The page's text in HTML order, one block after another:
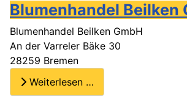
Blumenhandel Beilken
Blumenhandel Beilken GmbH
An der Varreler Bäke 30
28259 Bremen
Weiterlesen …